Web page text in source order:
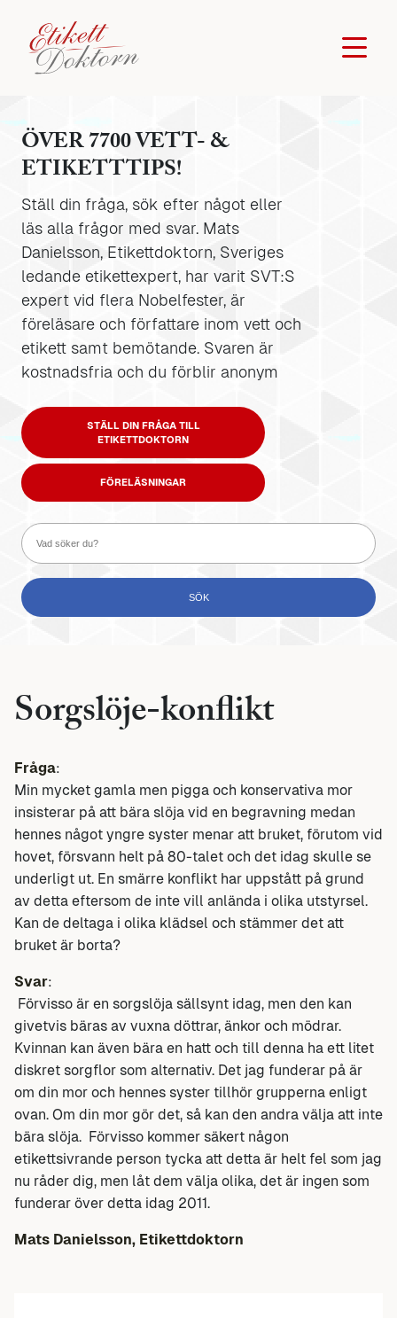
ÖVER 7700 VETT- &
ETIKETTTIPS!
Ställ din fråga, sök efter något eller
läs alla frågor med svar. Mats
Danielsson, Etikettdoktorn, Sveriges
ledande etikettexpert, har varit SVT:S
expert vid flera Nobelfester, är
föreläsare och författare inom vett och
etikett samt bemötande. Svaren är
kostnadsfria och du förblir anonym
STÄLL DIN FRÅGA TILL
ETIKETTDOKTORN
FÖRELÄSNINGAR
Sorgslöje-konflikt
Fråga:
Min mycket gamla men pigga och konservativa mor
insisterar på att bära slöja vid en begravning medan
hennes något yngre syster menar att bruket, förutom vid
hovet, försvann helt på 80-talet och det idag skulle se
underligt ut. En smärre konflikt har uppstått på grund
av detta eftersom de inte vill anlända i olika utstyrsel.
Kan de deltaga i olika klädsel och stämmer det att
bruket är borta?
Svar:
Förvisso är en sorgslöja sällsynt idag, men den kan
givetvis bäras av vuxna döttrar, änkor och mödrar.
Kvinnan kan även bära en hatt och till denna ha ett litet
diskret sorgflor som alternativ. Det jag funderar på är
om din mor och hennes syster tillhör grupperna enligt
ovan. Om din mor gör det, så kan den andra välja att inte
bära slöja. Förvisso kommer säkert någon
etikettsivrande person tycka att detta är helt fel som jag
nu råder dig, men låt dem välja olika, det är ingen som
funderar över detta idag 2011.
Mats Danielsson, Etikettdoktorn